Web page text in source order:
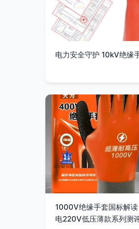
电力安全守护 10kV绝缘
1000V绝缘手套国标解
电220V低压薄款系列测